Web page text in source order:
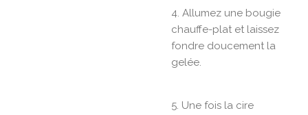
4. Allumez une bougie
chauffe-plat et laissez
fondre doucement la
gelée.
5. Une fois la cire